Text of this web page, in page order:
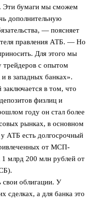
Эти бумаги мы сможем
дополнительную
— поясняет
правления АТБ. — Но
Для этого мы
трейдеров с опытом
в западных банках».
в том, что
физлиц и
году он стал более
рынках, в основном
у АТБ есть долгосрочный
от МСП-
1 млрд 200 млн рублей от
облигации. У
сделках, а для банка это